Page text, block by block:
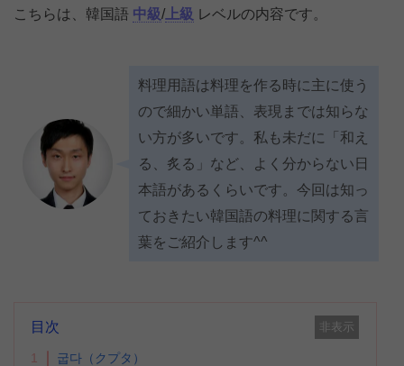
こちらは、韓国語 中級/ 上級 レベルの内容です。
料理用語は料理を作る時に主に使う
ので細かい単語、表現までは知らな
い方が多いです。私も未だに「和え
る、炙る」など、よく分からない日
本語があるくらいです。今回は知っ
ておきたい韓国語の料理に関する言
葉をご紹介します^^
目次 非表示
1 굽다（クプタ）